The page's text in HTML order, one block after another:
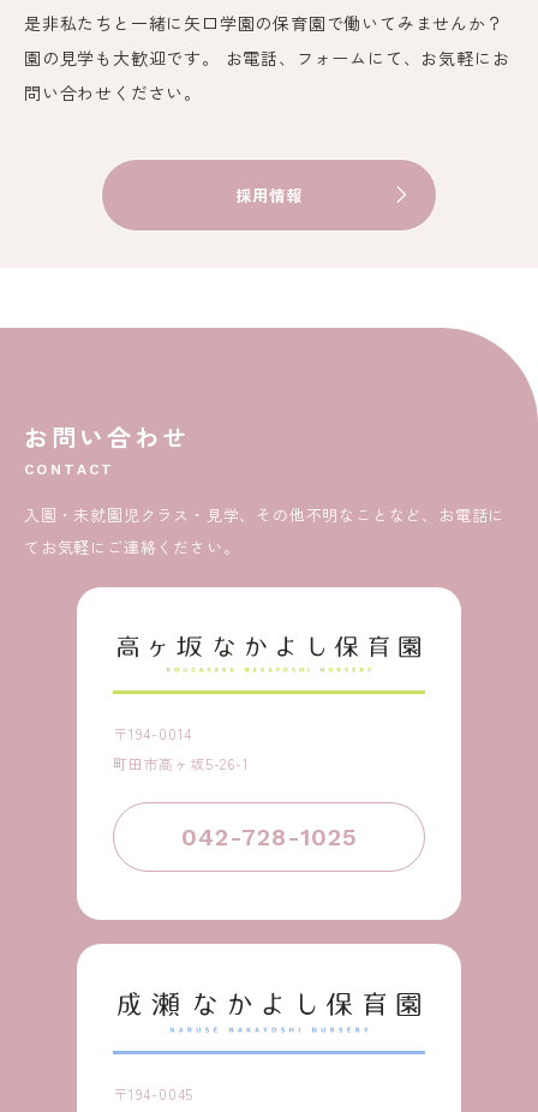
是非私たちと一緒に矢口学園の保育園で働いてみませんか？
園の見学も大歓迎です。 お電話、フォームにて、お気軽にお
問い合わせください。
採用情報
お問い合わせ
CONTACT
入園・未就園児クラス・見学、その他不明なことなど、お電話に
てお気軽にご連絡ください。
〒194-0014
町田市高ヶ坂5-26-1
042-728-1025
〒194-0045